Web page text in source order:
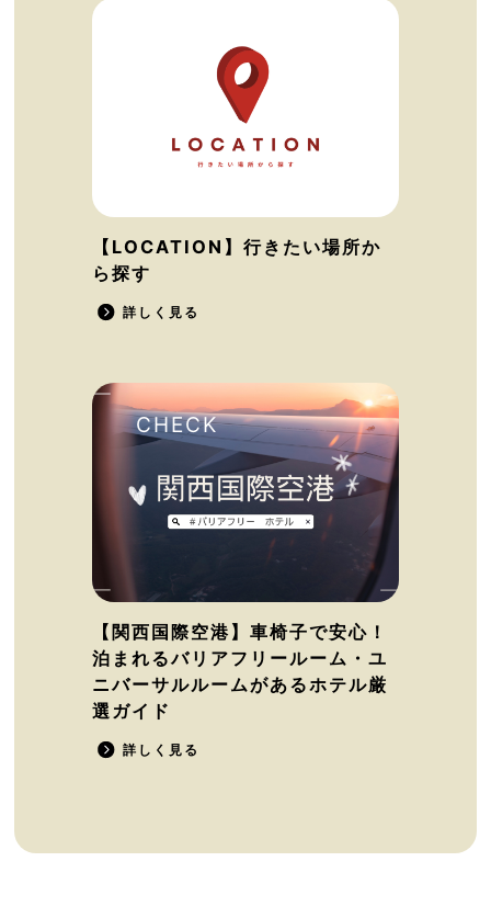
【LOCATION】行きたい場所か
ら探す
詳しく見る
【関西国際空港】車椅子で安心！
泊まれるバリアフリールーム・ユ
ニバーサルルームがあるホテル厳
選ガイド
詳しく見る